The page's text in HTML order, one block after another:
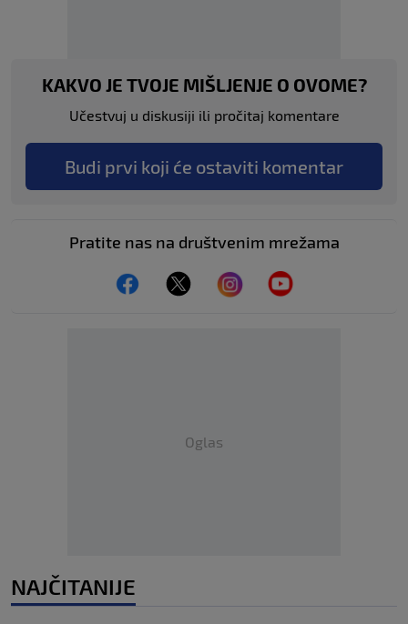
KAKVO JE TVOJE MIŠLJENJE O OVOME?
Učestvuj u diskusiji ili pročitaj komentare
Budi prvi koji će ostaviti komentar
Pratite nas na društvenim mrežama
Oglas
NAJČITANIJE